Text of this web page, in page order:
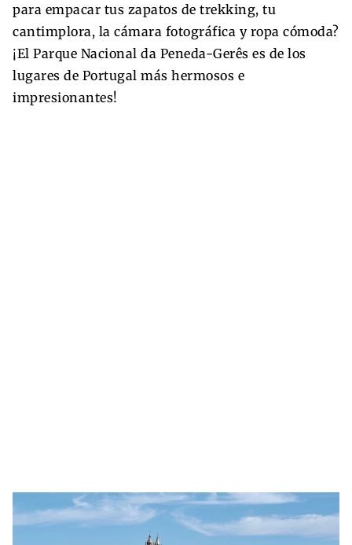
para empacar tus zapatos de trekking, tu
cantimplora, la cámara fotográfica y ropa cómoda?
¡El Parque Nacional da Peneda-Gerês es de los
lugares de Portugal más hermosos e
impresionantes!